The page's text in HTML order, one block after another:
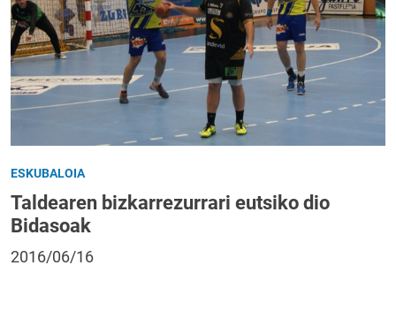
ESKUBALOIA
Taldearen bizkarrezurrari eutsiko dio
Bidasoak
2016/06/16